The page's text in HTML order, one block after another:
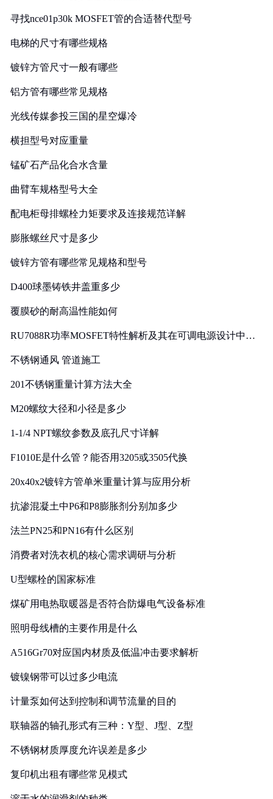
寻找nce01p30k MOSFET管的合适替代型号
电梯的尺寸有哪些规格
镀锌方管尺寸一般有哪些
铝方管有哪些常见规格
光线传媒参投三国的星空爆冷
横担型号对应重量
锰矿石产品化合水含量
曲臂车规格型号大全
配电柜母排螺栓力矩要求及连接规范详解
膨胀螺丝尺寸是多少
镀锌方管有哪些常见规格和型号
D400球墨铸铁井盖重多少
覆膜砂的耐高温性能如何
RU7088R功率MOSFET特性解析及其在可调电源设计中的
不锈钢通风 管道施工
201不锈钢重量计算方法大全
M20螺纹大径和小径是多少
1-1/4 NPT螺纹参数及底孔尺寸详解
F1010E是什么管？能否用3205或3505代换
20x40x2镀锌方管单米重量计算与应用分析
抗渗混凝土中P6和P8膨胀剂分别加多少
法兰PN25和PN16有什么区别
消费者对洗衣机的核心需求调研与分析
U型螺栓的国家标准
煤矿用电热取暖器是否符合防爆电气设备标准
照明母线槽的主要作用是什么
A516Gr70对应国内材质及低温冲击要求解析
镀镍钢带可以过多少电流
计量泵如何达到控制和调节流量的目的
联轴器的轴孔形式有三种：Y型、J型、Z型
不锈钢材质厚度允许误差是多少
复印机出租有哪些常见模式